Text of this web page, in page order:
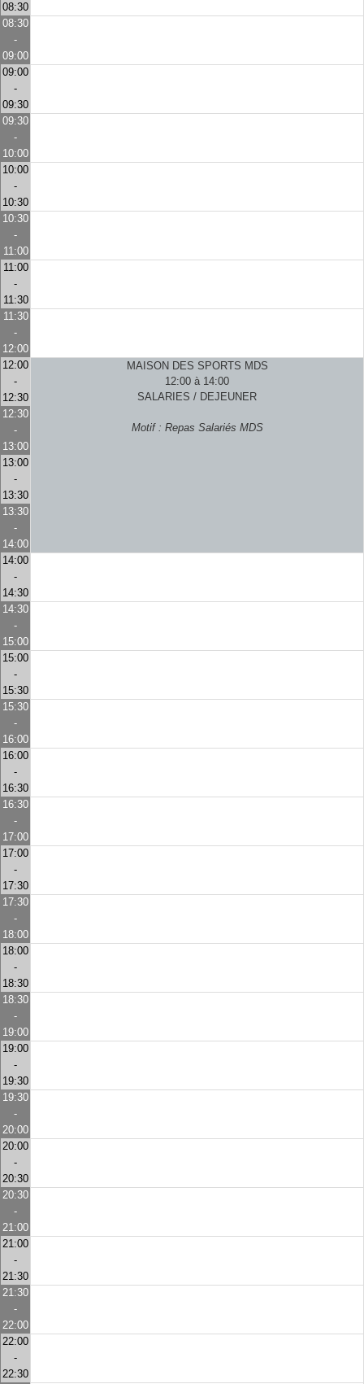
08:30
08:30
-
09:00
09:00
-
09:30
09:30
-
10:00
10:00
-
10:30
10:30
-
11:00
11:00
-
11:30
11:30
-
12:00
12:00
-
12:30
MAISON DES SPORTS MDS
12:00 à 14:00
SALARIES / DEJEUNER
Motif : Repas Salariés MDS
12:30
-
13:00
13:00
-
13:30
13:30
-
14:00
14:00
-
14:30
14:30
-
15:00
15:00
-
15:30
15:30
-
16:00
16:00
-
16:30
16:30
-
17:00
17:00
-
17:30
17:30
-
18:00
18:00
-
18:30
18:30
-
19:00
19:00
-
19:30
19:30
-
20:00
20:00
-
20:30
20:30
-
21:00
21:00
-
21:30
21:30
-
22:00
22:00
-
22:30